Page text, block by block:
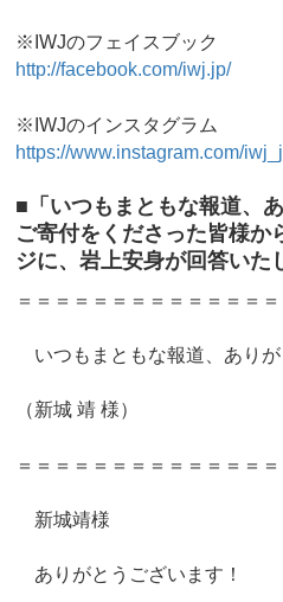
※IWJのフェイスブック
http://facebook.com/iwj.jp/
※IWJのインスタグラム
https://www.instagram.com/
■「いつもまともな報道、
ご寄付をくださった皆様か
ジに、岩上安身が回答いた
＝＝＝＝＝＝＝＝＝＝＝＝＝
いつもまともな報道、ありが
（新城 靖 様）
＝＝＝＝＝＝＝＝＝＝＝＝＝
新城靖様
ありがとうございます！